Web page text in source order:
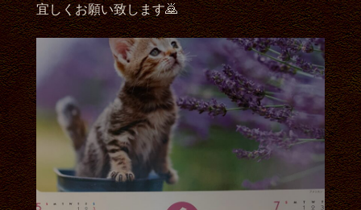
宜しくお願い致します🙇